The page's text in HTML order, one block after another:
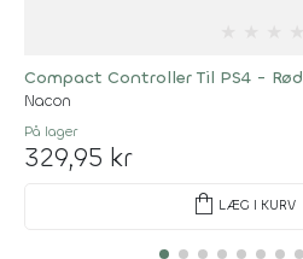
Compact Controller Til PS4 - Rød
Nacon
På lager
329,95 kr
shopping_bag LÆG I KURV